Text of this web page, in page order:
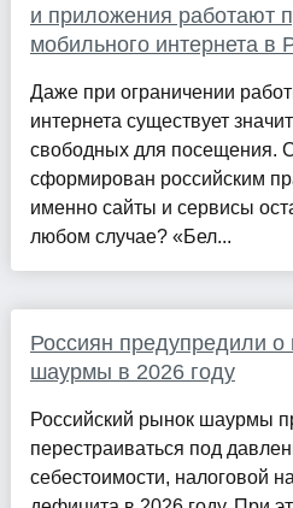
и приложения работают
мобильного интернета в
Даже при ограничении
интернета существует
свободных для посещения.
сформирован российским
именно сайты и сервисы
любом случае? «Бел...
Россиян предупредили
шаурмы в 2026 году
Российский рынок шаурмы
перестраиваться под
себестоимости, налоговой